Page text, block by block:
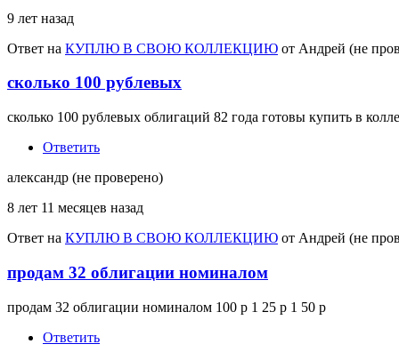
9 лет назад
Ответ на КУПЛЮ В СВОЮ КОЛЛЕКЦИЮ от Андрей (не
сколько 100 рублевых
сколько 100 рублевых облигаций 82 года готовы купить в
Ответить
александр (не проверено)
8 лет 11 месяцев назад
Ответ на КУПЛЮ В СВОЮ КОЛЛЕКЦИЮ от Андрей (не
продам 32 облигации номиналом
продам 32 облигации номиналом 100 р 1 25 р 1 50 р
Ответить